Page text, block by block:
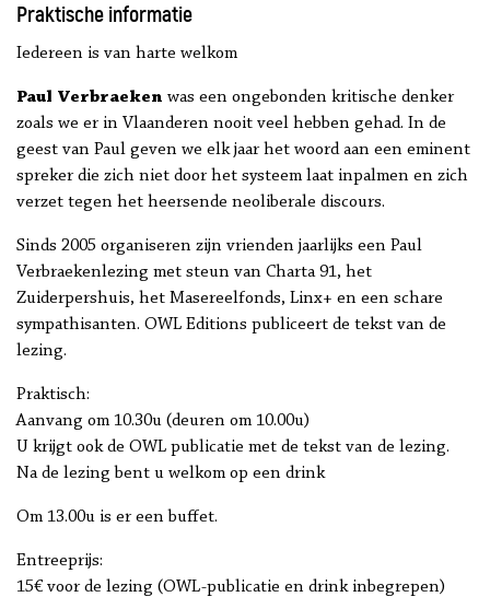
Praktische informatie
Iedereen is van harte welkom
Paul Verbraeken was een ongebonden kritische denker
zoals we er in Vlaanderen nooit veel hebben gehad. In de
geest van Paul geven we elk jaar het woord aan een eminent
spreker die zich niet door het systeem laat inpalmen en zich
verzet tegen het heersende neoliberale discours.
Sinds 2005 organiseren zijn vrienden jaarlijks een Paul
Verbraekenlezing met steun van Charta 91, het
Zuiderpershuis, het Masereelfonds, Linx+ en een schare
sympathisanten. OWL Editions publiceert de tekst van de
lezing.
Praktisch:
Aanvang om 10.30u (deuren om 10.00u)
U krijgt ook de OWL publicatie met de tekst van de lezing.
Na de lezing bent u welkom op een drink
Om 13.00u is er een buffet.
Entreeprijs:
15€ voor de lezing (OWL-publicatie en drink inbegrepen)